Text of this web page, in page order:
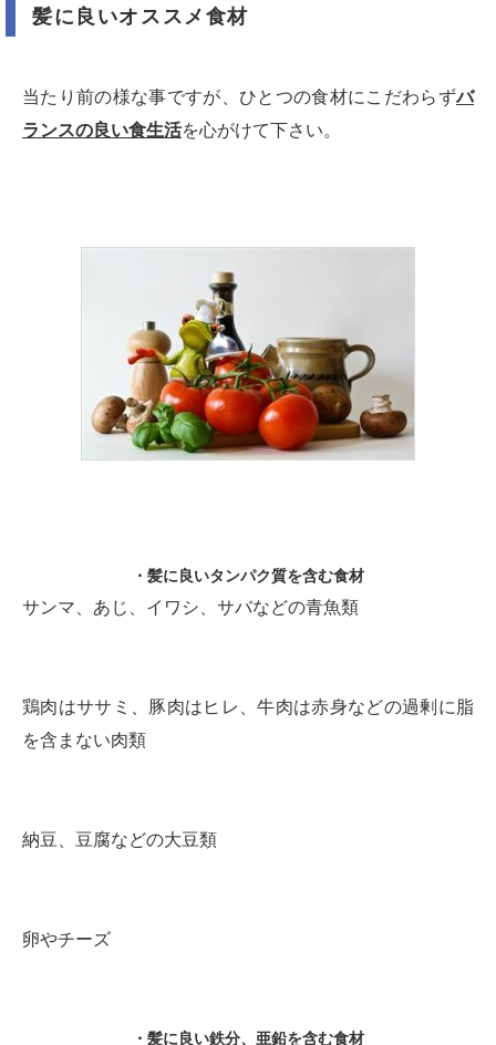
髪に良いオススメ食材
当たり前の様な事ですが、ひとつの食材にこだわらずバ
ランスの良い食生活を心がけて下さい。
・髪に良いタンパク質を含む食材
サンマ、あじ、イワシ、サバなどの青魚類
鶏肉はササミ、豚肉はヒレ、牛肉は赤身などの過剰に脂
を含まない肉類
納豆、豆腐などの大豆類
卵やチーズ
・髪に良い鉄分、亜鉛を含む食材